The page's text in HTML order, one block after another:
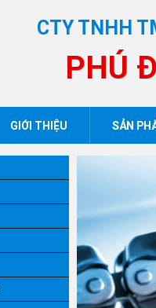
CTY TNHH
PHÚ
GIỚI THIỆU SẢN